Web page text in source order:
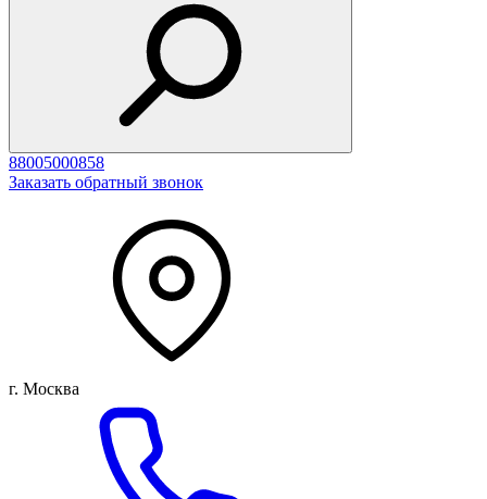
88005000858
Заказать обратный звонок
г. Москва